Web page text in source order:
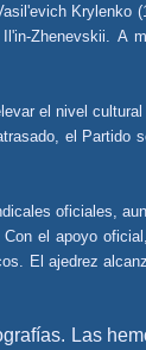
Zhenevskii. A
el nivel
el Partido
oficiales,
el apoyo
El ajedrez
Las